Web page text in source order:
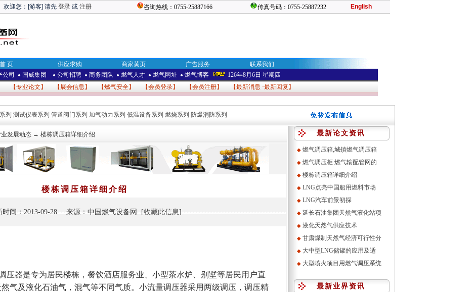
欢迎您：[游客] 请先 登录 或 注册 咨询热线：0755-25887166 传真号码：0755-25887232 English
首 页 供应求购 商家黄页 广告服务 联系我们
公司 ● 国威集团 ● 公司招聘 ● 商务团队 ● 燃气人才 ● 燃气网址 ● 燃气博客 126年8月6日 星期四
【专业论文 】 【 展会信息 】 【燃气安全】 【会员登录】 【会员注册】 【最新消息 ·最新回复 】
列 测试仪表系列 管道阀门系列 加气动力系列 低温设备系列 燃烧系列 防爆消防系列
发展动态 → 楼栋调压箱详细介绍
楼栋调压箱详细介绍
时间：2013-09-28 来源：中国燃气设备网 [收藏此信息]
器是专为居民楼栋，餐饮酒店服务业、小型茶水炉、别墅等居民用户直
气及液化石油气，混气等不同气质。小流量调压器采用两级调压，调压精
最新论文资讯
◆ 燃气调压箱,城镇燃气调压箱
◆ 燃气调压柜 燃气输配管网的
◆ 楼栋调压箱详细介绍
◆ LNG点亮中国船用燃料市场
◆ LNG汽车前景初探
◆ 延长石油集团天然气液化站项
◆ 液化天然气供应技术
◆ 甘肃煤制天然气经济可行性分
◆ 大中型LNG储罐的应用及适
◆ 大型喷火项目用燃气调压系统
最新业界资讯